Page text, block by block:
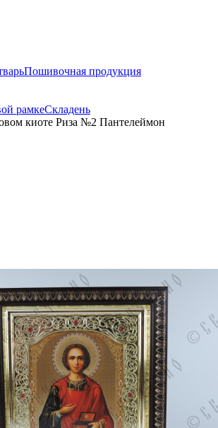
Пошивочная продукция
рамкеСкладень
киоте Риза №2 Пантелеймон